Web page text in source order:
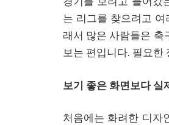
는 리그를 찾으려고
래서 많은 사람들은 축
보는 편입니다. 필요한
보기 좋은 화면보다 실
처음에는 화려한 디자